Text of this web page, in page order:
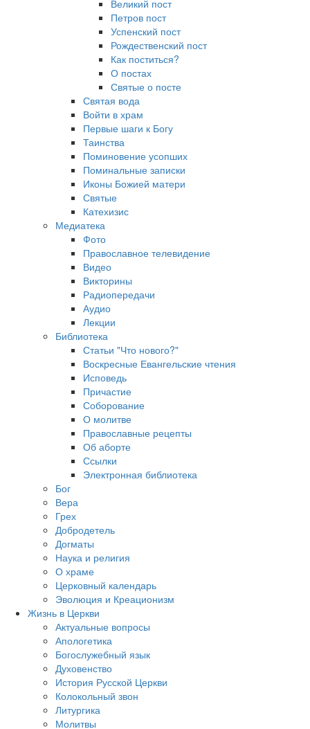
Великий пост
Петров пост
Успенский пост
Рождественский пост
Как поститься?
О постах
Святые о посте
Святая вода
Войти в храм
Первые шаги к Богу
Таинства
Поминовение усопших
Поминальные записки
Иконы Божией матери
Святые
Катехизис
Медиатека
Фото
Православное телевидение
Видео
Викторины
Радиопередачи
Аудио
Лекции
Библиотека
Статьи "Что нового?"
Воскресные Евангельские чтения
Исповедь
Причастие
Соборование
О молитве
Православные рецепты
Об аборте
Ссылки
Электронная библиотека
Бог
Вера
Грех
Добродетель
Догматы
Наука и религия
О храме
Церковный календарь
Эволюция и Креационизм
Жизнь в Церкви
Актуальные вопросы
Апологетика
Богослужебный язык
Духовенство
История Русской Церкви
Колокольный звон
Литургика
Молитвы